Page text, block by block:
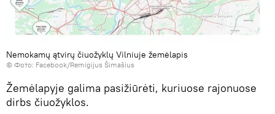
Nemokamų ątvirų čiuožyklų Vilniuje žemėlapis
© Фото: Facebook/Remigijus Šimašius
Žemėlapyje galima pasižiūrėti, kuriuose rajonuose
dirbs čiuožyklos.